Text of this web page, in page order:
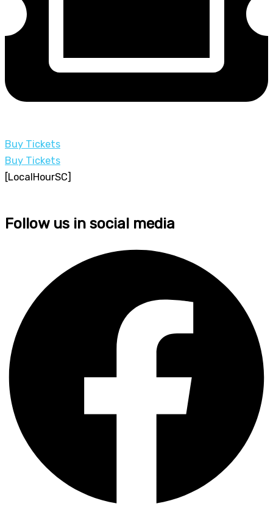
Buy Tickets
Buy Tickets
[LocalHourSC]
Follow us in social media